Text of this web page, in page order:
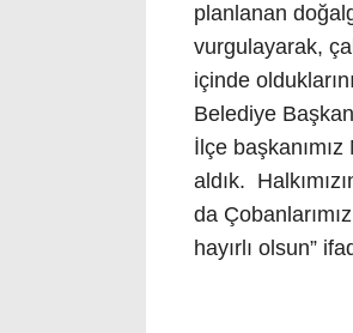
planlanan
vurgulayarak,
içinde
Belediye
İlçe
aldık.
da
hayırlı olsun”